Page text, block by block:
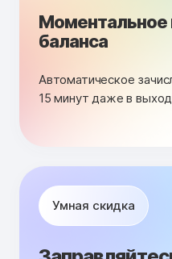
Моментальное
баланса
Автоматическое
15 минут даже в
Умная скидка